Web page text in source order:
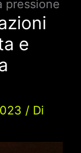
pressione
e
/ Di